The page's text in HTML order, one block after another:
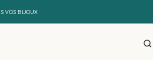
VOS BIJOUX